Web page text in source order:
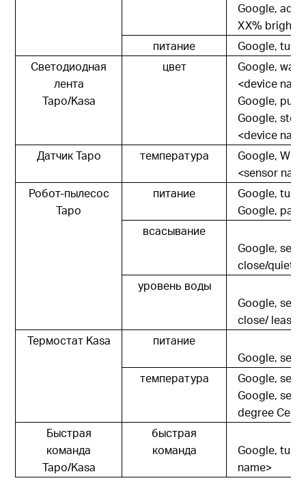
Google,
XX%
питание
Google, turn
Светодиодная
лента
Tapo/Kasa
цвет
Google,
<device
Google,
Google,
<device
Датчик Tapo
температура
Google,
<sensor
Робот-пылесос
Tapo
питание
Google, turn
Google,
всасывание
Google, set
close/quiet/
уровень воды
Google, set
close/ least/
Термостат Kasa
питание
Google, set
температура
Google, set
Google, set
degree
Быстрая
команда
Tapo/Kasa
быстрая
команда
Google, turn
name>